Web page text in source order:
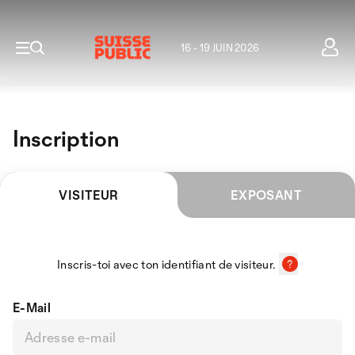
16 - 19 JUIN 2026
Inscription
VISITEUR EXPOSANT
Inscris-toi avec ton identifiant de visiteur.
E-Mail